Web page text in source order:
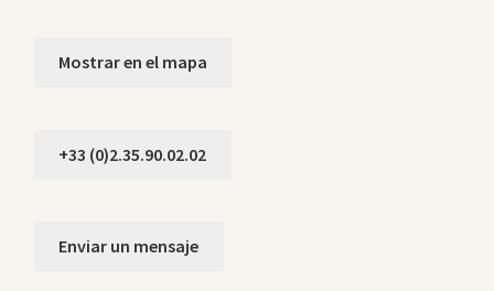
Mostrar en el mapa
+33 (0)2.35.90.02.02
Enviar un mensaje